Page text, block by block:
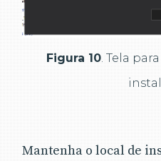
Figura 10. Tela
Mantenha o local de